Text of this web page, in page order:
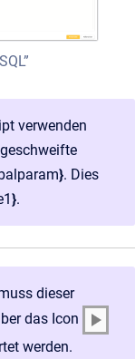
verwenden
}. Dies
}.
dieser
das Icon
werden.